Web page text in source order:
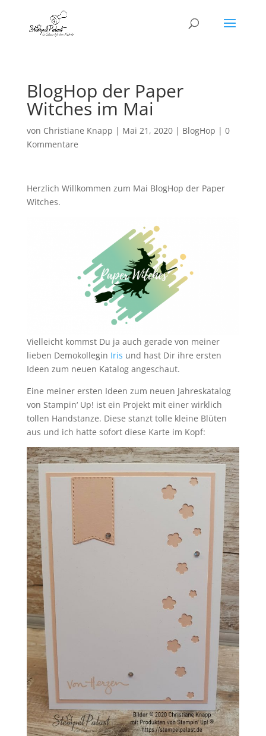
BlogHop der Paper
Witches im Mai
von Christiane Knapp | Mai 21, 2020| BlogHop | 0
Kommentare
Herzlich Willkommen zum Mai BlogHop der Paper
Witches.
Vielleicht kommst Du ja auch gerade von meiner
lieben Demokollegin Iris und hast Dir ihre ersten
Ideen zum neuen Katalog angeschaut.
Eine meiner ersten Ideen zum neuen Jahreskatalog
von Stampin‘ Up! ist ein Projekt mit einer wirklich
tollen Handstanze. Diese stanzt tolle kleine Blüten
aus und ich hatte sofort diese Karte im Kopf: